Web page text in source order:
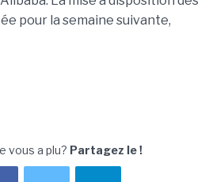
pour la semaine suivante,
vous a plu? Partagez le !